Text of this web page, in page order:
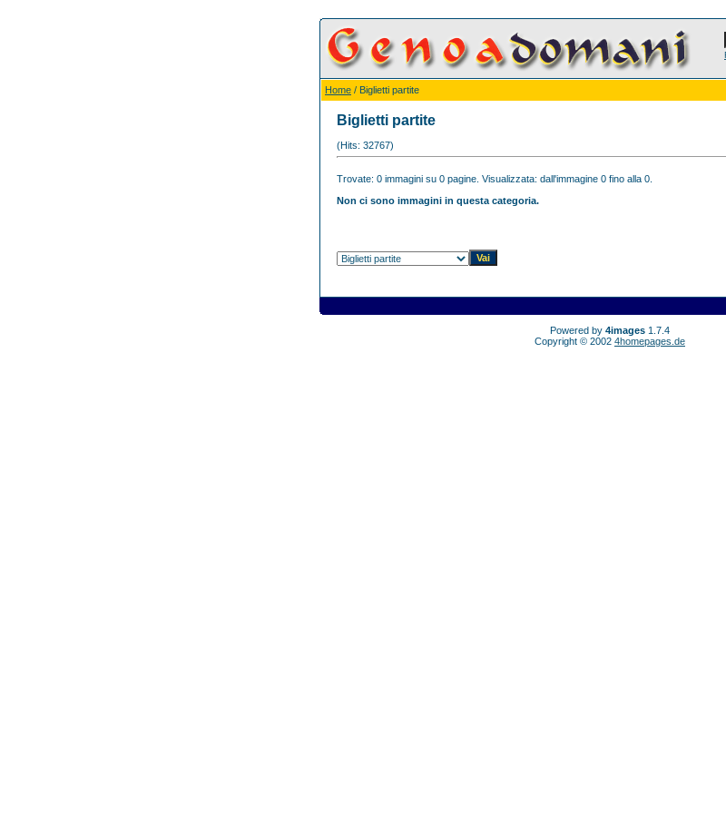
Home / Biglietti partite
Biglietti partite
(Hits: 32767)
Trovate: 0 immagini su 0 pagine. Visualizzata: dall'immagine 0 fino alla 0.
Non ci sono immagini in questa categoria.
Powered by 4images 1.7.4
Copyright © 2002 4homepages.de